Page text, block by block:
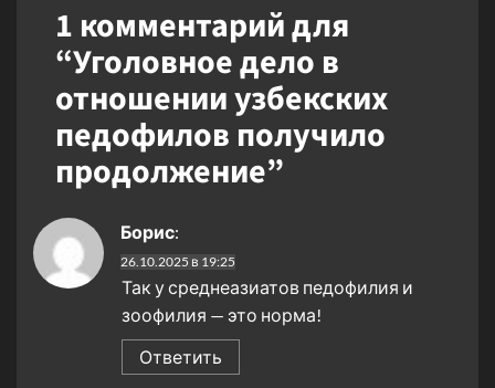
1 комментарий для
“Уголовное дело в
отношении узбекских
педофилов получило
продолжение”
Борис:
26.10.2025 в 19:25
Так у среднеазиатов педофилия и
зоофилия — это норма!
Ответить